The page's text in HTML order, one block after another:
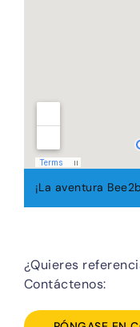
¡La aventura
¿Quieres
Contáctenos: